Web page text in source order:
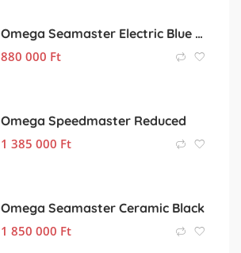
Omega Seamaster Electric Blue Mid-Size
880 000 Ft
Omega Speedmaster Reduced
1 385 000 Ft
Omega Seamaster Ceramic Black
1 850 000 Ft